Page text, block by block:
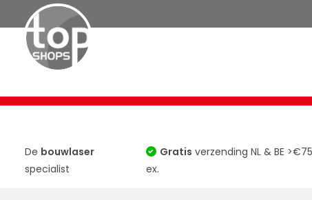
De bouwlaser
specialist
Gratis verzending NL & BE
ex.